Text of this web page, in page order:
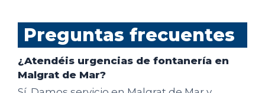
Preguntas frecuentes
¿Atendéis urgencias de fontanería en
Malgrat de Mar?